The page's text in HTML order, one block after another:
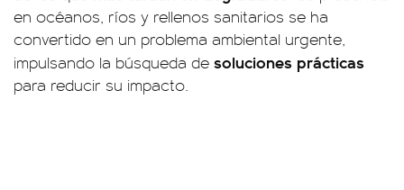
en océanos, ríos y rellenos sanitarios se ha
convertido en un problema ambiental urgente,
impulsando la búsqueda de soluciones prácticas
para reducir su impacto.